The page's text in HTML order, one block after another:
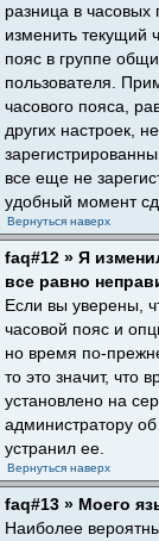
разница в
изменить текущий
пояс в группе
пользователя.
часового пояса,
других настроек,
все еще не
удобный момент
Вернуться наверх
faq#12 » Я
все равно
Если вы уверены,
часовой пояс и
но время по-
то это значит, что
установлено на
администратору
устранил ее.
Вернуться наверх
faq#13 » Моего
Наиболее